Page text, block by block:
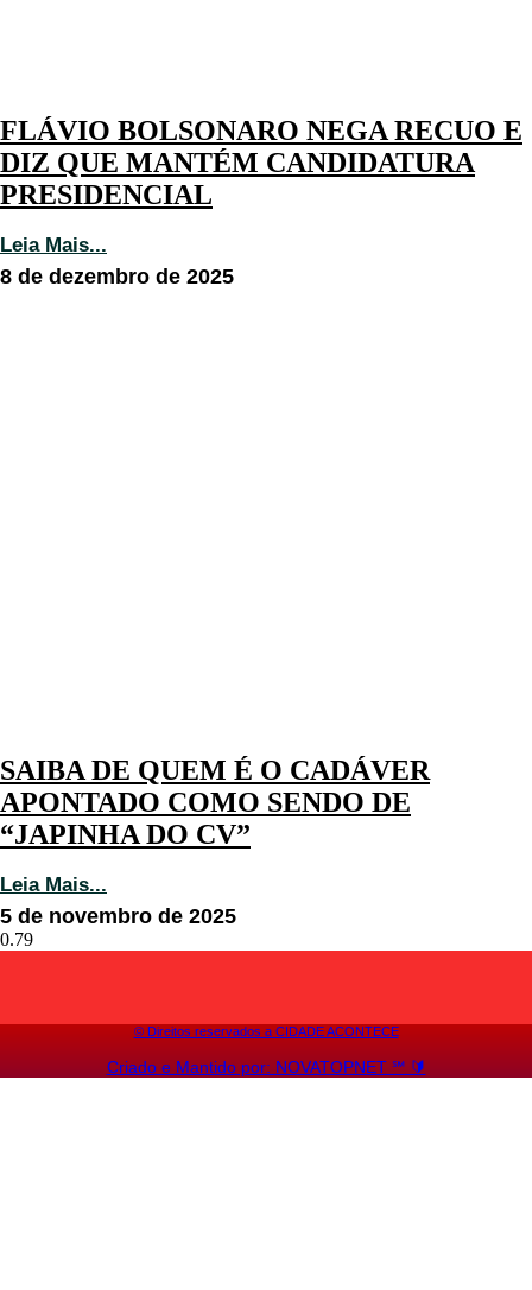
FLÁVIO BOLSONARO NEGA RECUO E
DIZ QUE MANTÉM CANDIDATURA
PRESIDENCIAL
Leia Mais...
8 de dezembro de 2025
SAIBA DE QUEM É O CADÁVER
APONTADO COMO SENDO DE
“JAPINHA DO CV”
Leia Mais...
5 de novembro de 2025
©️ Direitos reservados a CIDADE ACONTECE
Criado e Mantido por: NOVATOPNET ℠ 🔰